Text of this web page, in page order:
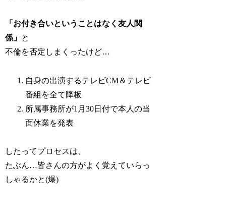
「お付き合いということはなく友人関
係」 と
不倫を否定しまくったけど…
自身の出演するテレビCM＆テレビ
番組を全て降板
所属事務所が1月30日付で本人の当
面休業を発表
したってプロセスは、
たぶん…皆さんの方がよく覚えていらっ
しゃるかと(爆)